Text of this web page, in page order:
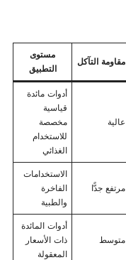
مقاومة التآكل
مستوى
التطبيق
عالية
أدوات مائدة
قياسية
مخصصة
للاستخدام
الغذائي
مرتفع جدًّا
الاستخدامات
الفاخرة
والطبية
متوسط
أدوات المائدة
ذات الأسعار
المعقولة